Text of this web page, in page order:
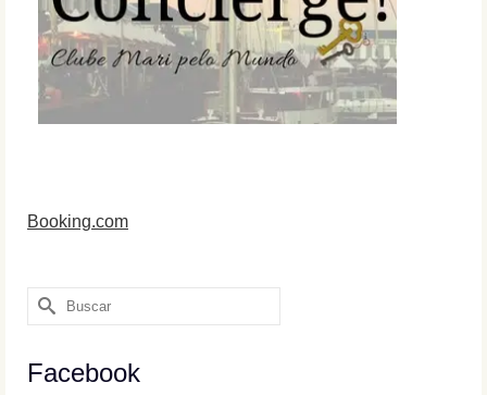
Booking.com
Buscar
por:
Facebook